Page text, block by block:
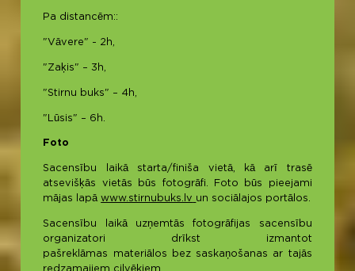
Pa distancēm::
"Vāvere" - 2h,
"Zaķis" – 3h,
"Stirnu buks" – 4h,
"Lūsis" – 6h.
Foto
Sacensību laikā starta/finiša vietā, kā arī trasē
atsevišķās vietās būs fotogrāfi. Foto būs pieejami
mājas lapāwww.stirnubuks.lv un sociālajos portālos.
Sacensību laikā uzņemtās fotogrāfijas sacensību
organizatori drīkst izmantot
pašreklāmas materiālos bez saskaņošanas ar tajās
redzamajiem cilvēkiem.